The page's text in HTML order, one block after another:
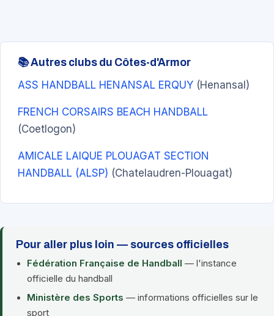
📚 Autres clubs du Côtes-d'Armor
ASS HANDBALL HENANSAL ERQUY (Henansal)
FRENCH CORSAIRS BEACH HANDBALL
(Coetlogon)
AMICALE LAIQUE PLOUAGAT SECTION
HANDBALL (ALSP) (Chatelaudren-Plouagat)
Pour aller plus loin — sources officielles
Fédération Française de Handball — l'instance
officielle du handball
Ministère des Sports — informations officielles sur le
sport